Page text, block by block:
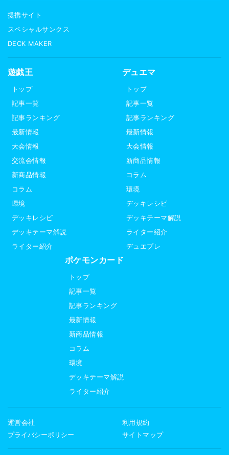
提携サイト
スペシャルサンクス
DECK MAKER
遊戯王
トップ
記事一覧
記事ランキング
最新情報
大会情報
交流会情報
新商品情報
コラム
環境
デッキレシピ
デッキテーマ解説
ライター紹介
デュエマ
トップ
記事一覧
記事ランキング
最新情報
大会情報
新商品情報
コラム
環境
デッキレシピ
デッキテーマ解説
ライター紹介
デュエプレ
ポケモンカード
トップ
記事一覧
記事ランキング
最新情報
新商品情報
コラム
環境
デッキテーマ解説
ライター紹介
運営会社
利用規約
プライバシーポリシー
サイトマップ